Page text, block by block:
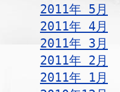
2011年 5月
2011年 4月
2011年 3月
2011年 2月
2011年 1月